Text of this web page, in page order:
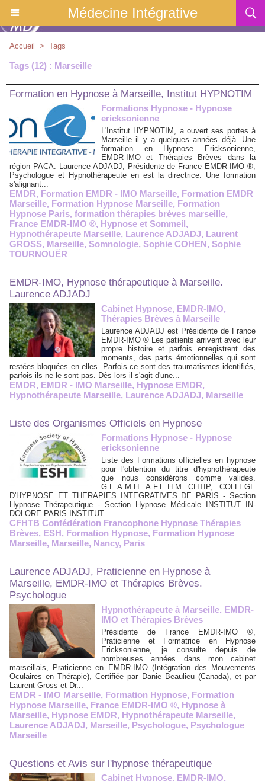
Médecine Intégrative
Accueil > Tags
Tags (12) : Marseille
Formation en Hypnose à Marseille, Institut HYPNOTIM
Formations Hypnose - Hypnose
ericksonienne
L'Institut HYPNOTIM, a ouvert ses portes à
Marseille il y a quelques années déjà. Une
formation en Hypnose Ericksonienne,
EMDR-IMO et Thérapies Brèves dans la
région PACA. Laurence ADJADJ, Présidente de France EMDR-IMO ®,
Psychologue et Hypnothérapeute en est la directrice. Une formation
s'alignant...
EMDR, Formation EMDR - IMO Marseille, Formation EMDR
Marseille, Formation Hypnose Marseille, Formation
Hypnose Paris, formation thérapies brèves marseille,
France EMDR-IMO ®, Hypnose et Sommeil,
Hypnothérapeute Marseille, Laurence ADJADJ, Laurent
GROSS, Marseille, Somnologie, Sophie COHEN, Sophie
TOURNOUËR
EMDR-IMO, Hypnose thérapeutique à Marseille.
Laurence ADJADJ
Cabinet Hypnose, EMDR-IMO,
Thérapies Brèves à Marseille
Laurence ADJADJ est Présidente de France
EMDR-IMO ® Les patients arrivent avec leur
propre histoire et parfois enregistrent des
moments, des parts émotionnelles qui sont
restées bloquées en elles. Parfois ce sont des traumatismes identifiés,
parfois ils ne le sont pas. Dès lors il s'agit d'une...
EMDR, EMDR - IMO Marseille, Hypnose EMDR,
Hypnothérapeute Marseille, Laurence ADJADJ, Marseille
Liste des Organismes Officiels en Hypnose
Formations Hypnose - Hypnose
ericksonienne
Liste des Formations officielles en hypnose
pour l'obtention du titre d'hypnothérapeute
que nous considérons comme valides.
G.E.A.M.H A.F.E.H.M CHTIP, COLLEGE
D'HYPNOSE ET THERAPIES INTEGRATIVES DE PARIS - Section
Hypnose Thérapeutique - Section Hypnose Médicale INSTITUT IN-
DOLORE PARIS INSTITUT...
CFHTB Confédération Francophone Hypnose Thérapies
Brèves, ESH, Formation Hypnose, Formation Hypnose
Marseille, Marseille, Nancy, Paris
Laurence ADJADJ, Praticienne en Hypnose à
Marseille, EMDR-IMO et Thérapies Brèves.
Psychologue
Hypnothérapeute à Marseille. EMDR-
IMO et Thérapies Brèves
Présidente de France EMDR-IMO ®,
Praticienne et Formatrice en Hypnose
Ericksonienne, je consulte depuis de
nombreuses années dans mon cabinet
marseillais, Praticienne en EMDR-IMO (Intégration des Mouvements
Oculaires en Thérapie), Certifiée par Danie Beaulieu (Canada), et par
Laurent Gross et Dr...
EMDR - IMO Marseille, Formation Hypnose, Formation
Hypnose Marseille, France EMDR-IMO ®, Hypnose à
Marseille, Hypnose EMDR, Hypnothérapeute Marseille,
Laurence ADJADJ, Marseille, Psychologue, Psychologue
Marseille
Questions et Avis sur l'hypnose thérapeutique
Cabinet Hypnose, EMDR-IMO,